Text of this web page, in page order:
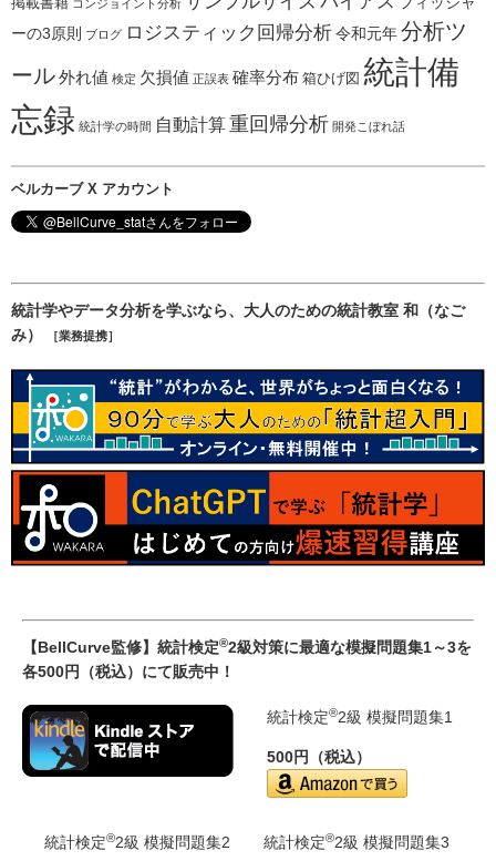
掲載書籍 コンジョイント分析
ーの3原則
ブログ ロジスティック回帰分析令和元年分析ツ
ール外れ値 検定 欠損値 正誤表 確率分布 箱ひげ図 統計備
忘録 統計学の時間 自動計算重回帰分析 開発こぼれ話
ベルカーブ X アカウント
統計学やデータ分析を学ぶなら、大人のための統計教室 和（なご
み）
［業務提携］
【BellCurve監修】統計検定®2級対策に最適な模擬問題集1～3を
各500円（税込）にて販売中！
統計検定®2級 模擬問題集1
500円（税込）
統計検定®2級 模擬問題集2 統計検定®2級 模擬問題集3